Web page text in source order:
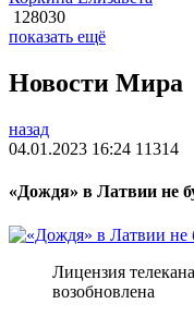
128030
показать ещё
Новости Мира
назад
04.01.2023 16:24 11314
«Дождя» в Латвии не
Лицензия
возобновлена